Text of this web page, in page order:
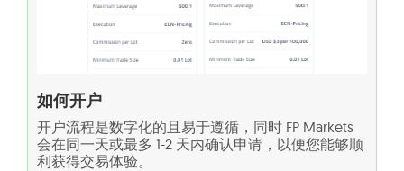
如何开户
开户流程是数字化的且易于遵循，同时 FP Markets
会在同一天或最多 1-2 天内确认申请，以便您能够顺
利获得交易体验。